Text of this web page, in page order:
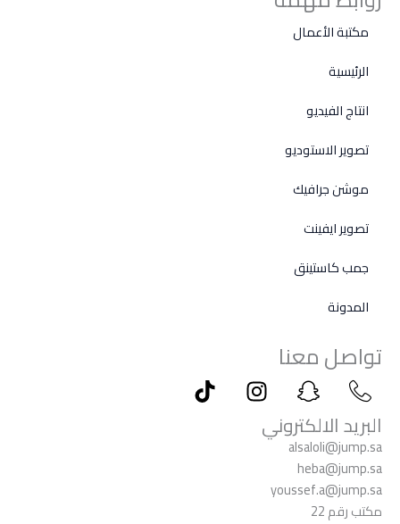
مكتبة الأعمال
الرئيسية
انتاج الفيديو
تصوير الاستوديو
موشن جرافيك
تصوير ايفينت
جمب كاستينق
المدونة
تواصل معنا
T
i
I
n
s
t
I
c
o
n
-
s
n
I
c
o
n
-
p
h
البريد الالكتروني
alsaloli@jump.sa
heba@jump.sa
youssef.a@jump.sa
مكتب رقم 22